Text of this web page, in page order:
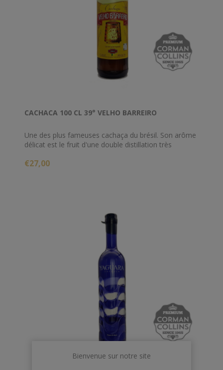
CACHACA 100 CL 39° VELHO BARREIRO
Une des plus fameuses cachaça du brésil. Son arôme
délicat est le fruit d'une double distillation très
délicieux cocktails ( pina colada et autres batidas ) ou
€27,00
Bienvenue sur notre site